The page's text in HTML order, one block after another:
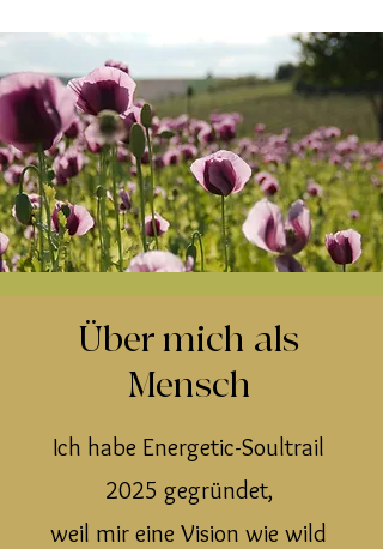
Über mich als
Mensch
Ich habe Energetic-Soultrail
2025 gegründet,
weil mir eine Vision wie wild